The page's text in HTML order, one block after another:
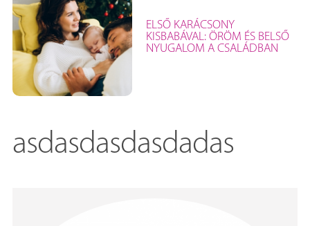
ELSŐ KARÁCSONY
KISBABÁVAL: ÖRÖM ÉS BELSŐ
NYUGALOM A CSALÁDBAN
asdasdasdasdadas